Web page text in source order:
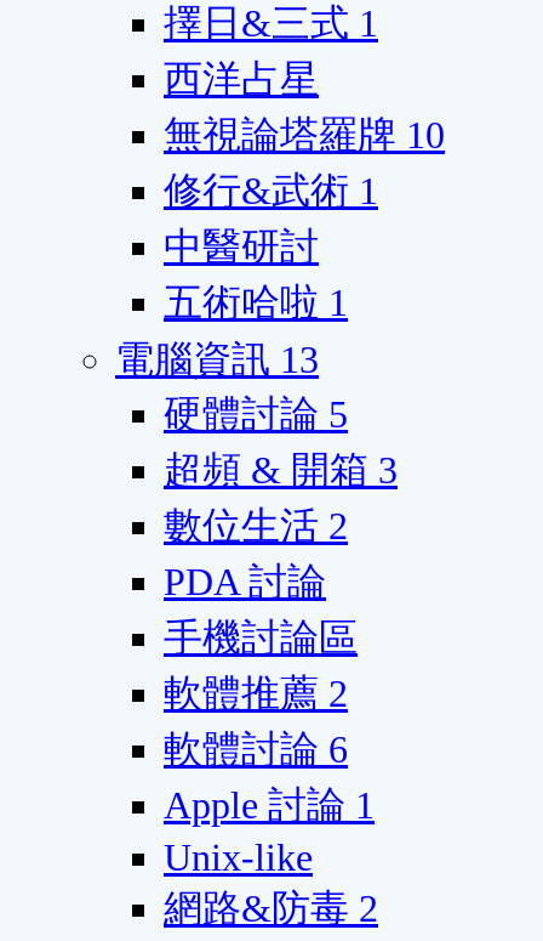
擇日&三式 1
西洋占星
無視論塔羅牌 10
修行&武術 1
中醫研討
五術哈啦 1
電腦資訊 13
硬體討論 5
超頻 & 開箱 3
數位生活 2
PDA 討論
手機討論區
軟體推薦 2
軟體討論 6
Apple 討論 1
Unix-like
網路&防毒 2